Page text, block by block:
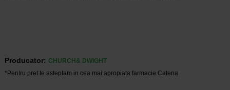
Producator: CHURCH& DWIGHT
*Pentru pret te asteptam in cea mai apropiata farmacie Catena